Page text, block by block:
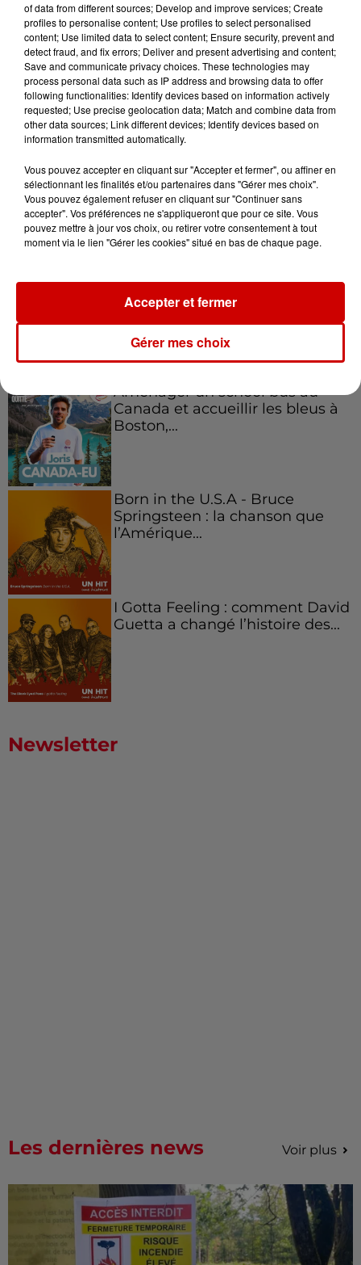
pour le parc animalier de votre
choix !
Destination Vacances - Gagnez
votre séjour en famille au cœur
de la...
Podcasts Voir plus
Kelly Massol, figure
emblématique de
Aménager un school bus au
Canada et accueillir les bleus à
Boston,...
Born in the U.S.A - Bruce
Springsteen : la chanson que
l’Amérique...
I Gotta Feeling : comment David
Guetta a changé l’histoire des...
Newsletter
Les dernières news Voir plus
of data from different sources; Develop and improve services; Create
profiles to personalise content; Use profiles to select personalised
content; Use limited data to select content; Ensure security, prevent and
detect fraud, and fix errors; Deliver and present advertising and content;
Save and communicate privacy choices. These technologies may
process personal data such as IP address and browsing data to offer
following functionalities: Identify devices based on information actively
requested; Use precise geolocation data; Match and combine data from
other data sources; Link different devices; Identify devices based on
information transmitted automatically.
Vous pouvez accepter en cliquant sur "Accepter et fermer", ou affiner en
sélectionnant les finalités et/ou partenaires dans "Gérer mes choix".
Vous pouvez également refuser en cliquant sur "Continuer sans
accepter". Vos préférences ne s'appliqueront que pour ce site. Vous
pouvez mettre à jour vos choix, ou retirer votre consentement à tout
moment via le lien "Gérer les cookies" situé en bas de chaque page.
Gérer mes choix
Accepter et fermer